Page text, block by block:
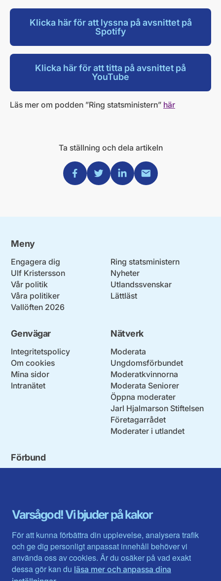
Varsågod! Vi bjuder på kakor
För att kunna förbättra din upplevelse, analysera trafik
och ge dig personligt anpassat innehåll behöver vi
använda oss av cookies. Är du osäker på vad exakt
dessa gör kan du läsa mer och anpassa dina
Klicka här för att lyssna på avsnittet på
Spotify
Klicka här för att titta på avsnittet på
YouTube
Läs mer om podden ”Ring statsministern” här
Ta ställning och dela artikeln
Dela via Facebook
Dela via Twitter
Dela via Linkedin
Dela via Mail
Meny
Engagera dig
Ulf Kristersson
Vår politik
Våra politiker
Vallöften 2026
Ring statsministern
Nyheter
Utlandssvenskar
Lättläst
Genvägar
Integritetspolicy
Om cookies
Mina sidor
Intranätet
Nätverk
Moderata
Ungdomsförbundet
Moderatkvinnorna
Moderata Seniorer
Öppna moderater
Jarl Hjalmarson Stiftelsen
Företagarrådet
Moderater i utlandet
Förbund
Gävleborg
Halland
Jämtlands län
Jönköpings län
Kalmar län
Kronobergs län
Norrbotten
Värmlands län
Västerbotten
Västra Götaland
Västernorrland
Västmanland
Örebro län
Östergötland